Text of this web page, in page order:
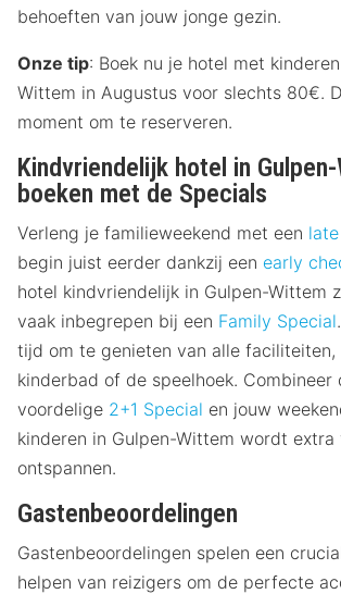
behoeften van jouw jonge gezin.
Onze tip: Boek nu je hotel met
Wittem in Augustus voor slechts 80€.
moment om te reserveren.
Kindvriendelijk hotel in
boeken met de Specials
Verleng je familieweekend met een
begin juist eerder dankzij een early
hotel kindvriendelijk in Gulpen-Wittem
vaak inbegrepen bij een Family Special
tijd om te genieten van alle faciliteiten,
kinderbad of de speelhoek. Combineer
voordelige 2+1 Special en jouw
kinderen in Gulpen-Wittem wordt extra
ontspannen.
Gastenbeoordelingen
Gastenbeoordelingen spelen een
helpen van reizigers om de perfecte